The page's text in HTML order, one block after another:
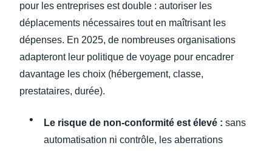
pour les entreprises est double : autoriser les
déplacements nécessaires tout en maîtrisant les
dépenses. En 2025, de nombreuses organisations
adapteront leur politique de voyage pour encadrer
davantage les choix (hébergement, classe,
prestataires, durée).
Le risque de non-conformité est élevé : sans
automatisation ni contrôle, les aberrations